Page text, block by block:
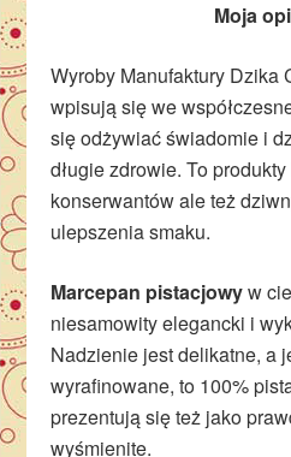
Moja
Wyroby Manufaktury Dzika
wpisują się we
się odżywiać świadomie i
długie zdrowie. To
konserwantów ale też
ulepszenia smaku.
Marcepan pistacjowyw
niesamowity elegancki i
Nadzienie jest delikatne, a
wyrafinowane, to 100%
prezentują się też jako
wyśmienite.